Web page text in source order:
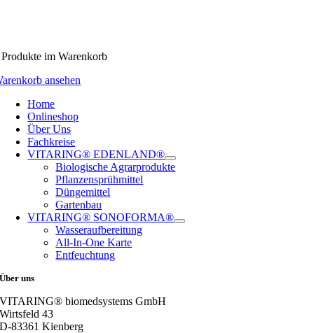
im Warenkorb
ansehen
Home
Onlineshop
Über Uns
Fachkreise
VITARING® EDENLAND®
Biologische Agrarprodukte
Pflanzensprühmittel
Düngemittel
Gartenbau
VITARING® SONOFORMA®
Wasseraufbereitung
All-In-One Karte
Entfeuchtung
Über uns
VITARING® biomedsystems GmbH
Wirtsfeld 43
D-83361 Kienberg